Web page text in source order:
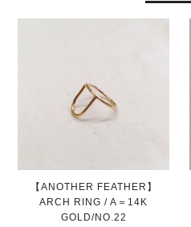
【ANOTHER FEATHER】
ARCH RING / A＝14K
GOLD/NO.22